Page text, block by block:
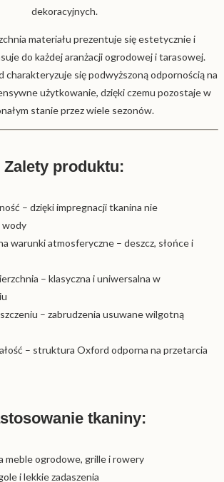
dekoracyjnych.
materiału prezentuje się estetycznie i
do każdej aranżacji ogrodowej i tarasowej.
charakteryzuje się podwyższoną odpornością na
użytkowanie, dzięki czemu pozostaje w
stanie przez wiele sezonów.
Zalety produktu:
– dzięki impregnacji tkanina nie
wody
warunki atmosferyczne – deszcz, słońce i
– klasyczna i uniwersalna w
– zabrudzenia usuwane wilgotną
– struktura Oxford odporna na przetarcia
tkaniny:
meble ogrodowe, grille i rowery
i lekkie zadaszenia